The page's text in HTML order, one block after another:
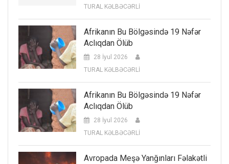
TURAL KƏLBƏCƏRLİ
Afrikanın Bu Bölgəsində 19 Nəfər
Aclıqdan Ölüb
28 İyul 2026
TURAL KƏLBƏCƏRLİ
Afrikanın Bu Bölgəsində 19 Nəfər
Aclıqdan Ölüb
28 İyul 2026
TURAL KƏLBƏCƏRLİ
Avropada Meşə Yanğınları Fəlakətli